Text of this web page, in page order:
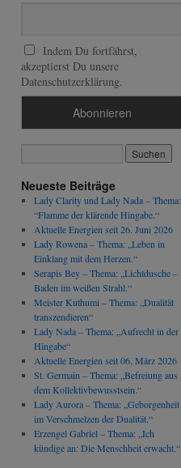
Indem Du fortfährst,
akzeptierst Du unsere
Datenschutzerklärung.
Neueste Beiträge
Lady Clarity und Lady Nada – Thema:
“Flamme der klärende Hingabe.“
Aktuelle Energien seit 26. Juni 2026
Lady Rowena – Thema: „Leben in
Einklang mit dem Herzen.“
Serapis Bey – Thema: „Lichtdusche –
Baden im weißen Strahl.“
Meister Kuthumi – Thema: „Dualität
transzendieren“
Lady Nada – Thema: „Aufrecht in der
Hingabe“
Aktuelle Energien seit 06. März 2026
St. Germain – Thema: „Befreiung aus
dem Kollektivbewusstsein.“
Lady Aurora – Thema: „Geborgenheit
im Verschmelzen der Dualität.“
Erzengel Gabriel – Thema: „Ich
kündige an: Die Menschheit erwacht.“